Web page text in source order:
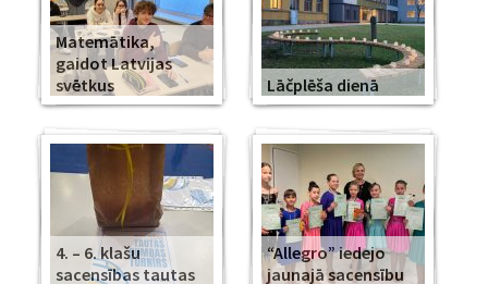
Matemātika,
gaidot Latvijas
svētkus
Lāčplēša dienā
4. – 6. klašu
sacensības tautas
“Allegro” iedejo
jaunajā sacensību